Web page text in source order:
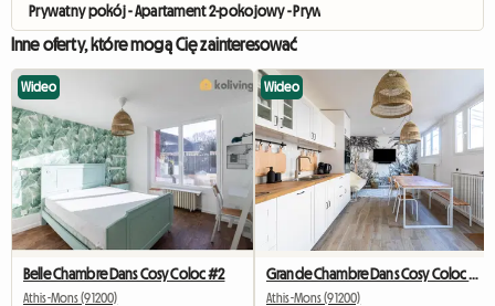
Prywatny pokój - Apartament 2-pokojowy - Prywatny parking
Inne oferty, które mogą Cię zainteresować
Wideo
Belle Chambre Dans Cosy Coloc #2
Athis-Mons (91200)
Wideo
Athis-Mons (91200)